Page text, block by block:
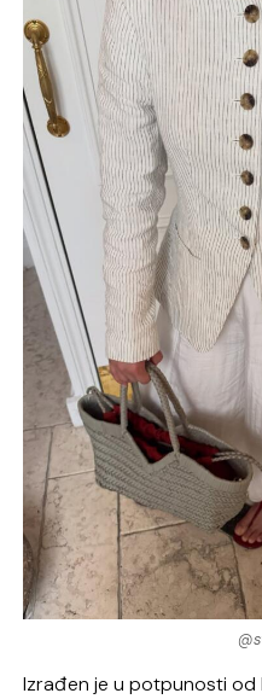
Izrađen je u potpunosti od